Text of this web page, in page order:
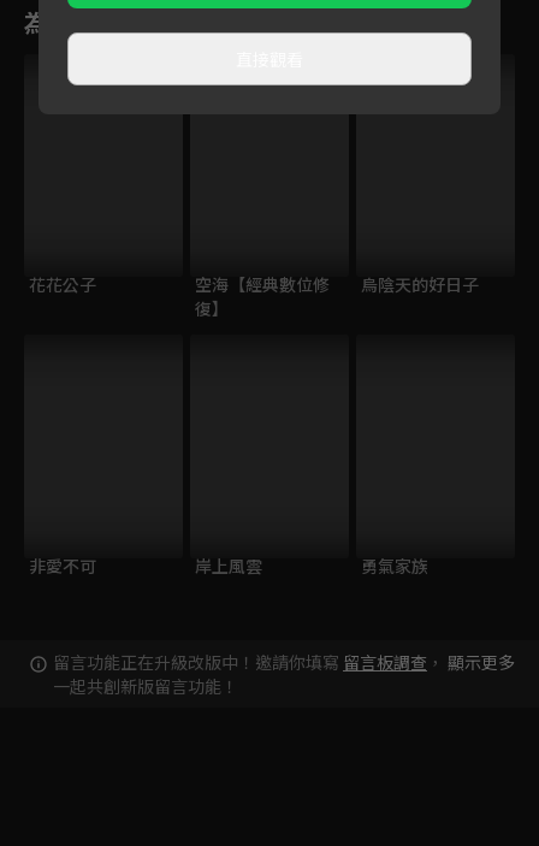
為您推薦
花花公子
空海【經典數位修
復】
烏陰天的好日子
非愛不可 岸上風雲 勇氣家族
留言功能正在升級改版中！邀請你填寫 留言板調查 ，
一起共創新版留言功能！
顯示更多